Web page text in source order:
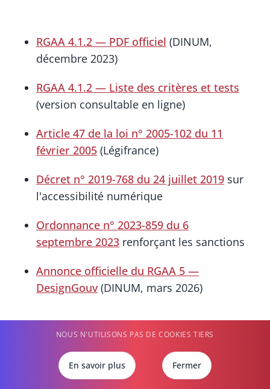
RGAA 4.1.2 — PDF officiel (DINUM,
décembre 2023)
RGAA 4.1.2 — Liste des critères et tests
(version consultable en ligne)
Article 47 de la loi n° 2005-102 du 11
février 2005 (Légifrance)
Décret n° 2019-768 du 24 juillet 2019 sur
l'accessibilité numérique
Ordonnance n° 2023-859 du 6
septembre 2023 renforçant les sanctions
Annonce officielle du RGAA 5 —
DesignGouv(DINUM, mars 2026)
Cet article fait partie d'une série sur les
NOUS N'UTILISONS PAS DE COOKIES TIERS
En savoir plus Fermer